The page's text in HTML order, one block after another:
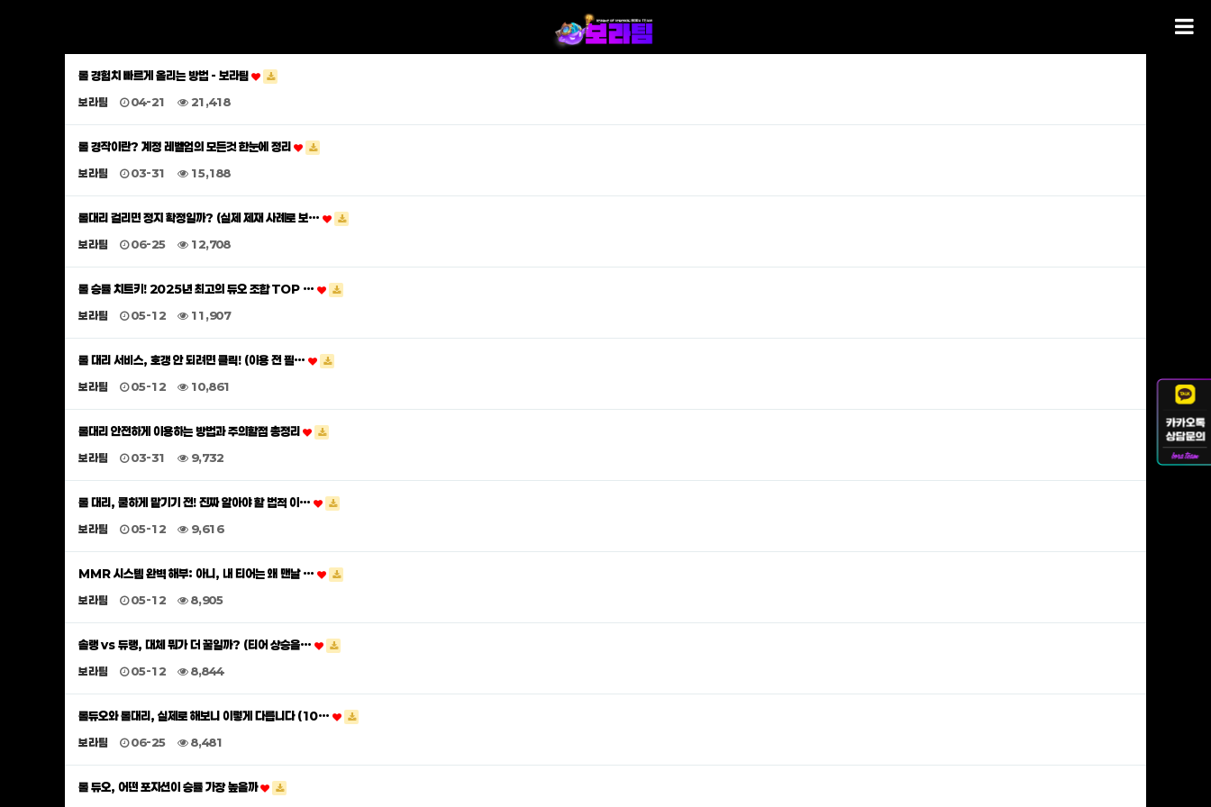
롤 경험치 빠르게 올리는 방법 - 보라팀
보라팀 04-21 21,418
롤 경작이란? 계정 레벨업의 모든것 한눈에 정리
보라팀 03-31 15,188
롤대리 걸리면 정지 확정일까? (실제 제재 사례로 보…
보라팀 06-25 12,708
롤 승률 치트키! 2025년 최고의 듀오 조합 TOP …
보라팀 05-12 11,907
롤 대리 서비스, 호갱 안 되려면 클릭! (이용 전 필…
보라팀 05-12 10,861
롤대리 안전하게 이용하는 방법과 주의할점 총정리
보라팀 03-31 9,732
롤 대리, 쿨하게 맡기기 전! 진짜 알아야 할 법적 이…
보라팀 05-12 9,616
MMR 시스템 완벽 해부: 아니, 내 티어는 왜 맨날 …
보라팀 05-12 8,905
솔랭 vs 듀랭, 대체 뭐가 더 꿀일까? (티어 상승을…
보라팀 05-12 8,844
롤듀오와 롤대리, 실제로 해보니 이렇게 다릅니다 (10…
보라팀 06-25 8,481
롤 듀오, 어떤 포지션이 승률 가장 높을까